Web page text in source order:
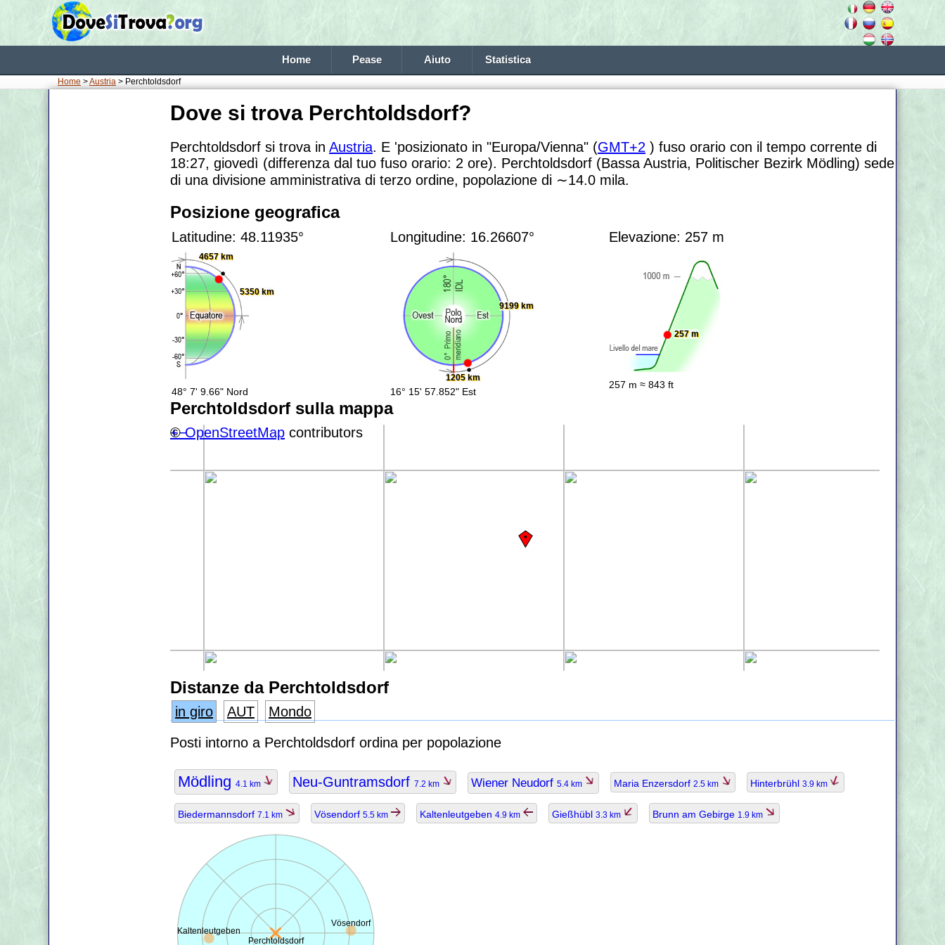
Home Pease Aiuto Statistica
Home >Austria > Perchtoldsdorf
Dove si trova Perchtoldsdorf?
Perchtoldsdorf si trova in Austria. E 'posizionato in "Europa/Vienna" (GMT+2 ) fuso orario con il tempo corrente di
18:27, giovedì (differenza dal tuo fuso orario: 2 ore). Perchtoldsdorf (Bassa Austria, Politischer Bezirk Mödling) sede
di una divisione amministrativa di terzo ordine, popolazione di ∼14.0 mila.
Posizione geografica
Latitudine: 48.11935°
4657 km
5350 km
48° 7' 9.66" Nord
Longitudine: 16.26607°
1205 km
9199 km
16° 15' 57.852" Est
Elevazione: 257 m
257 m
257 m ≈ 843 ft
Perchtoldsdorf sulla mappa
+−
©OpenStreetMap contributors
Distanze da Perchtoldsdorf
in giro AUT
Mondo
Posti intorno a Perchtoldsdorf ordina per popolazione
Mödling 4.1 km Neu-Guntramsdorf 7.2 km Wiener Neudorf 5.4 km Maria Enzersdorf 2.5 km Hinterbrühl 3.9 km
Biedermannsdorf 7.1 km Vösendorf 5.5 km Kaltenleutgeben 4.9 km Gießhübl 3.3 km Brunn am Gebirge 1.9 km
Perchtoldsdorf
Vösendorf
Kaltenleutgeben